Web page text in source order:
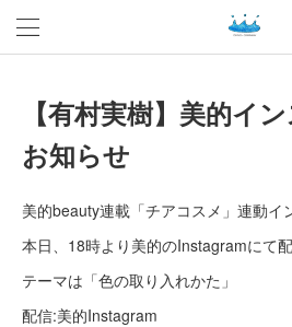
【有村実樹】美的イ
お知らせ
美的beauty連載「チアコスメ」連動イ
本日、18時より美的のInstagramにて配
テーマは「色の取り入れかた」
配信:美的Instagram